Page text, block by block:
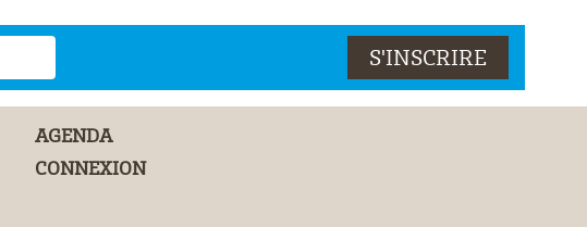
AGENDA
CONNEXION